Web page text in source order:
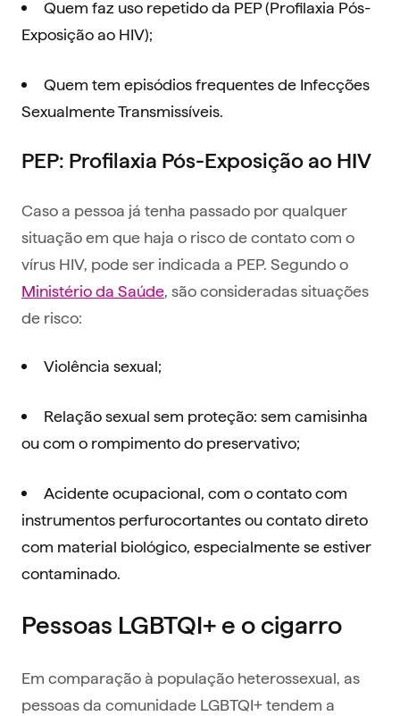
Quem faz uso repetido da PEP (Profilaxia Pós-
Exposição ao HIV);
Quem tem episódios frequentes de Infecções
Sexualmente Transmissíveis.
PEP: Profilaxia Pós-Exposição ao HIV
Caso a pessoa já tenha passado por qualquer
situação em que haja o risco de contato com o
vírus HIV, pode ser indicada a PEP. Segundo o
Ministério da Saúde, são consideradas situações
de risco:
Violência sexual;
Relação sexual sem proteção: sem camisinha
ou com o rompimento do preservativo;
Acidente ocupacional, com o contato com
instrumentos perfurocortantes ou contato direto
com material biológico, especialmente se estiver
contaminado.
Pessoas LGBTQI+ e o cigarro
Em comparação à população heterossexual, as
pessoas da comunidade LGBTQI+ tendem a